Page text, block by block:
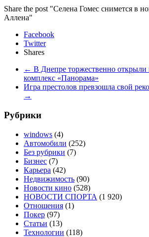
Share the post "Селена Гомес снимется в
Аллена"
Facebook
Twitter
Shares
← В Днепре торжественно
комплекс «Панорама»
Игра престолов превзошла свой
→
Рубрики
windows (4)
Автомобили (252)
Без рубрики (7)
Бизнес (7)
Карьера (42)
Недвижимость (90)
Новости кино (528)
НОВОСТИ СПОРТА (1 920)
Отношения (1)
Покер (97)
Статьи (13)
Технологии (118)